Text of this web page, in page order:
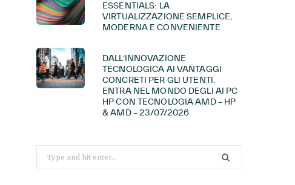
ESSENTIALS: LA
VIRTUALIZZAZIONE SEMPLICE,
MODERNA E CONVENIENTE
DALL’INNOVAZIONE
TECNOLOGICA AI VANTAGGI
CONCRETI PER GLI UTENTI.
ENTRA NEL MONDO DEGLI AI PC
HP CON TECNOLOGIA AMD – HP
& AMD – 23/07/2026
for: